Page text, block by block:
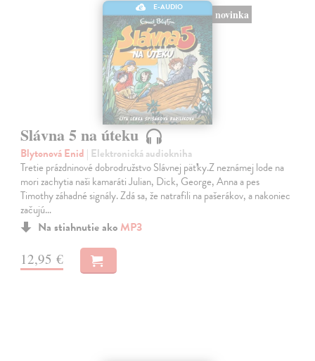
E-AUDIO
novinka
Slávna 5 na úteku
Blytonová Enid | Elektronická audiokniha
Tretie prázdninové dobrodružstvo Slávnej päťky.Z neznámej lode na
mori zachytia naši kamaráti Julian, Dick, George, Anna a pes
Timothy záhadné signály. Zdá sa, že natrafili na pašerákov, a nakoniec
začujú…
Na stiahnutie ako MP3
12,95 €